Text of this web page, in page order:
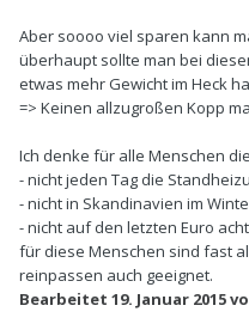
Aber soooo viel sparen kann
überhaupt sollte man bei
etwas mehr Gewicht im Heck
=> Keinen allzugroßen Kopp
Ich denke für alle Menschen die
- nicht jeden Tag die
- nicht in Skandinavien im
- nicht auf den letzten Euro
für diese Menschen sind fast
reinpassen auch geeignet.
Bearbeitet 19. Januar 2015